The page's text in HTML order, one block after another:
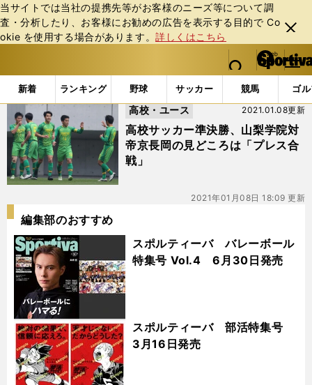
当サイトでは当社の提携先等がお客様のニーズ等について調
査・分析したり、お客様にお勧めの広告を表⽰する⽬的で Co
okie を使⽤する場合があります。詳しくはこちら
閉じ
る
web Sportiva (webスポルティーバ)
検索
マイペ
ー
ジ
メニュ
新着 ランキング 野球 サッカー 競馬 ゴ
b
ス
ポ
ル
テ
ィ
ー
バ
「#川上航立」の最新ニュース・ 情報
高校サッカー準決勝、山梨学院対
帝京長岡の見どころは「プレス合
戦」
2021.01.08更新
高校・ユース
2021年01月08日 18:09 更新
編集部のおすすめ
スポルティーバ バレーボール
特集号 Vol.4 6月30日発売
スポルティーバ 部活特集号
3月16日発売